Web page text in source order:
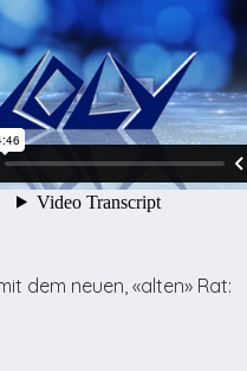
dem neuen, «alten» Rat: